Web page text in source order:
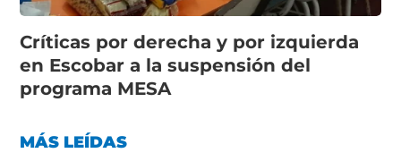
Críticas por derecha y por izquierda
en Escobar a la suspensión del
programa MESA
MÁS LEÍDAS